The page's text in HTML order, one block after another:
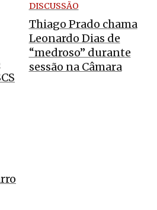
DISCUSSÃO
Thiago Prado chama
Leonardo Dias de
“medroso” durante
sessão na Câmara